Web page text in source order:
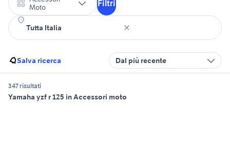
Moto
Filtri
Salva ricerca Dal più recente
347 risultati
Yamaha yzf r 125 in Accessori moto